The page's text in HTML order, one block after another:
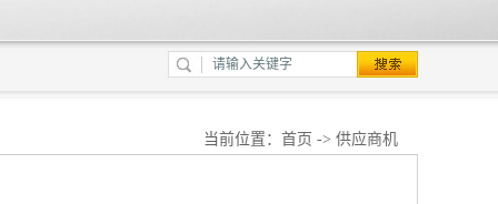
当前位置： 首页 -> 供应商机